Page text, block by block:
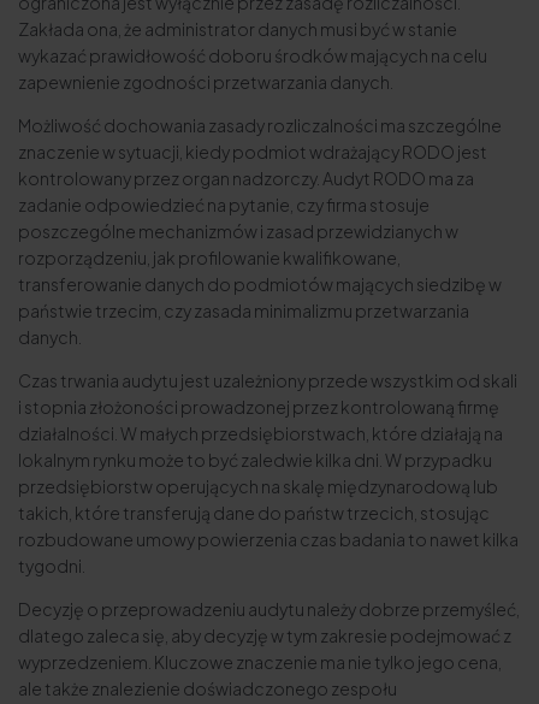
Zakłada ona, że administrator danych musi być w stanie
wykazać prawidłowość doboru środków mających na celu
zapewnienie zgodności przetwarzania danych.
Możliwość dochowania zasady rozliczalności ma szczególne
znaczenie w sytuacji, kiedy podmiot wdrażający RODO jest
kontrolowany przez organ nadzorczy. Audyt RODO ma za
zadanie odpowiedzieć na pytanie, czy firma stosuje
poszczególne mechanizmów i zasad przewidzianych w
rozporządzeniu, jak profilowanie kwalifikowane,
transferowanie danych do podmiotów mających siedzibę w
państwie trzecim, czy zasada minimalizmu przetwarzania
danych.
Czas trwania audytu jest uzależniony przede wszystkim od skali
i stopnia złożoności prowadzonej przez kontrolowaną firmę
działalności. W małych przedsiębiorstwach, które działają na
lokalnym rynku może to być zaledwie kilka dni. W przypadku
przedsiębiorstw operujących na skalę międzynarodową lub
takich, które transferują dane do państw trzecich, stosując
rozbudowane umowy powierzenia czas badania to nawet kilka
tygodni.
Decyzję o przeprowadzeniu audytu należy dobrze przemyśleć,
dlatego zaleca się, aby decyzję w tym zakresie podejmować z
wyprzedzeniem. Kluczowe znaczenie ma nie tylko jego cena,
ale także znalezienie doświadczonego zespołu